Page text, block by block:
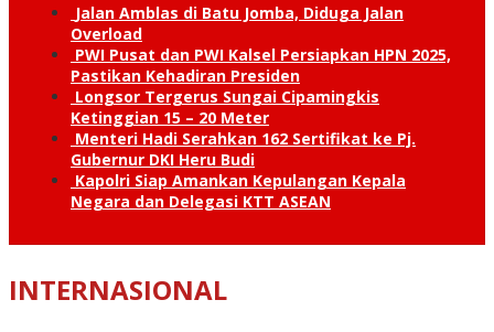
Jalan Amblas di Batu Jomba, Diduga Jalan
Overload
PWI Pusat dan PWI Kalsel Persiapkan HPN 2025,
Pastikan Kehadiran Presiden
Longsor Tergerus Sungai Cipamingkis
Ketinggian 15 – 20 Meter
Menteri Hadi Serahkan 162 Sertifikat ke Pj.
Gubernur DKI Heru Budi
Kapolri Siap Amankan Kepulangan Kepala
Negara dan Delegasi KTT ASEAN
INTERNASIONAL